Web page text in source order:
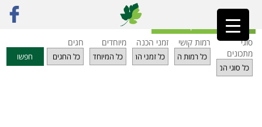
ראשי»מתכונים מרק ארטישוק ירושלמי וסלט מאש ירוק
חזרה לאינדקס מתכונים
סוגי
מתכונים
רמות קושי זמני הכנה מיוחדים חגים
חפשו